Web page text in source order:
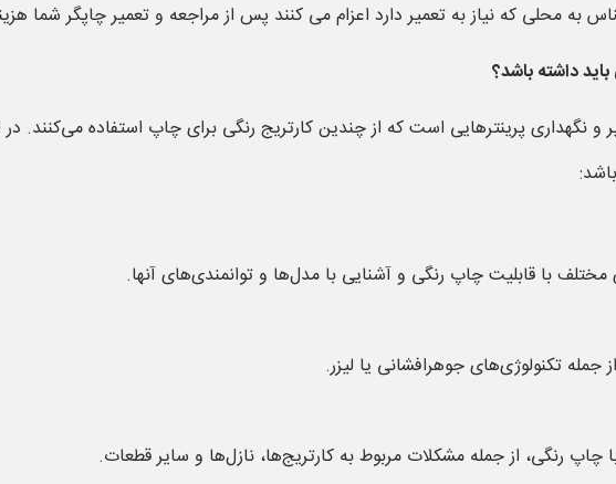
به محلی که نیاز به تعمیر دارد اعزام می کنند پس از مراجعه و تعمیر چاپگر شما
داشته باشد؟
و نگهداری پرینترهایی است که از چندین کارتریج رنگی برای چاپ استفاده می‌کنند.
با قابلیت چاپ رنگی و آشنایی با مدل‌ها و توانمندی‌های آنها.
تکنولوژی‌های جوهرافشانی یا لیزر.
رنگی، از جمله مشکلات مربوط به کارتریج‌ها، نازل‌ها و سایر قطعات.